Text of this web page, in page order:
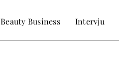
Beauty Business Intervju